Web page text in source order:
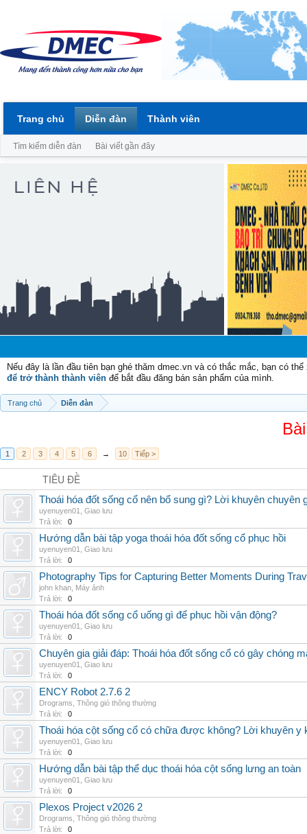
Nếu đây là lần đầu tiên bạn ghé thăm dmec.vn và có thắc mắc, bạn có
để trở thành thành viên để bắt đầu đăng bán sản phẩm của mình.
Trang chủ Diễn đàn
1 2 3 4 5 6 → 10 Tiếp >
TIÊU ĐỀ
Thoái hóa đốt sống cổ nên bổ sung gì? Lời khuyên chuyên
uyenuyen01
Giao lưu
Trả lời:
0
Hướng dẫn bài tập yoga thoái hóa đốt sống cổ phục hồi
uyenuyen01
Giao lưu
Trả lời:
0
Photography Tips for Capturing Better Moments During
john khan Máy ảnh
Trả lời:
0
Thoái hóa đốt sống cổ uống gì để phục hồi vận động?
uyenuyen01
Giao lưu
Trả lời:
0
Chuyên gia giải đáp: Thoái hóa đốt sống cổ có gây chóng
uyenuyen01
Giao lưu
Trả lời:
0
ENCY Robot 2.7.6 2
Drograms Thông gió thông thường
Trả lời:
0
Thoái hóa cột sống cổ có chữa được không? Lời khuyên y
uyenuyen01
Giao lưu
Trả lời:
0
Hướng dẫn bài tập thể dục thoái hóa cột sống lưng an toàn
uyenuyen01
Giao lưu
Trả lời:
0
Plexos Project v2026 2
Drograms Thông gió thông thường
Trả lời:
0
Trang chủ Diễn đàn
Tìm kiếm diễn đàn Bài viết gần đây
Thành viên